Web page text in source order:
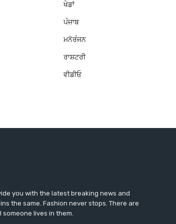
ਖੇਡਾਂ
ਪੰਜਾਬ
ਮਨੋਰੰਜਨ
ਰਾਸ਼ਟਰੀ
ਵੀਡੀਓ
you with the latest breaking news and
the same. Fashion never stops. There are
lives in them.